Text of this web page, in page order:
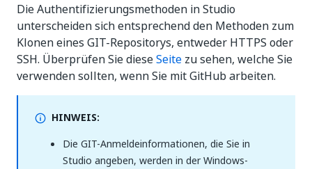
Die Authentifizierungsmethoden in Studio
unterscheiden sich entsprechend den Methoden zum
Klonen eines GIT-Repositorys, entweder HTTPS oder
SSH. Überprüfen Sie dieseSeite zu sehen, welche Sie
verwenden sollten, wenn Sie mit GitHub arbeiten.
HINWEIS:
Die GIT-Anmeldeinformationen, die Sie in
Studio angeben, werden in der Windows-